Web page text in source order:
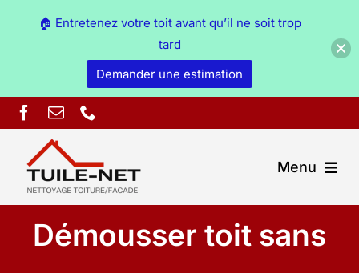
Skip
to
content
Menu
Couverture Ain
Démousser toit sans
🏠 Entretenez votre toit avant qu’il ne soit trop
tard
Demander une estimation